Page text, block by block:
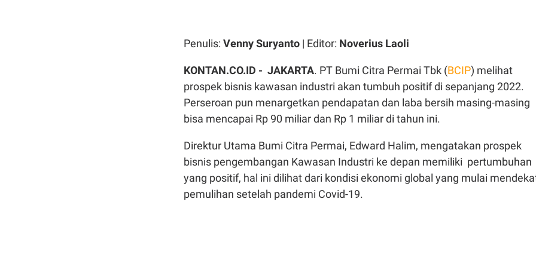
Penulis: Venny Suryanto | Editor: Noverius Laoli
KONTAN.CO.ID - JAKARTA. PT Bumi Citra Permai Tbk (BCIP) melihat
prospek bisnis kawasan industri akan tumbuh positif di sepanjang 2022.
Perseroan pun menargetkan pendapatan dan laba bersih masing-masing
bisa mencapai Rp 90 miliar dan Rp 1 miliar di tahun ini.
Direktur Utama Bumi Citra Permai, Edward Halim, mengatakan prospek
bisnis pengembangan Kawasan Industri ke depan memiliki pertumbuhan
yang positif, hal ini dilihat dari kondisi ekonomi global yang mulai
pemulihan setelah pandemi Covid-19.